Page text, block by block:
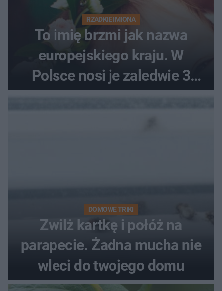
RZADKIE IMIONA
To imię brzmi jak nazwa
europejskiego kraju. W
Polsce nosi je zaledwie 3
DOMOWE TRIKI
Zwilż kartkę i połóż na
parapecie. Żadna mucha nie
wleci do twojego domu